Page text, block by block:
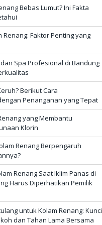
Bebas Lumut? Ini Fakta
Renang: Faktor Penting yang
Spa Profesional di Bandung
Berikut Cara
Penanganan yang Tepat
yang Membantu
Klorin
Renang Berpengaruh
Renang Saat Iklim Panas di
Harus Diperhatikan Pemilik
untuk Kolam Renang: Kunci
dan Tahan Lama Bersama